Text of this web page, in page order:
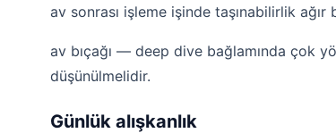
av sonrası işleme işinde taşınabilirlik ağır
av bıçağı — deep dive bağlamında çok
düşünülmelidir.
Günlük alışkanlık